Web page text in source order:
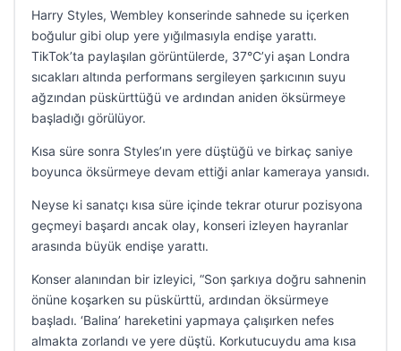
Harry Styles, Wembley konserinde sahnede su içerken
boğulur gibi olup yere yığılmasıyla endişe yarattı.
TikTok’ta paylaşılan görüntülerde, 37°C’yi aşan Londra
sıcakları altında performans sergileyen şarkıcının suyu
ağzından püskürttüğü ve ardından aniden öksürmeye
başladığı görülüyor.
Kısa süre sonra Styles’ın yere düştüğü ve birkaç saniye
boyunca öksürmeye devam ettiği anlar kameraya yansıdı.
Neyse ki sanatçı kısa süre içinde tekrar oturur pozisyona
geçmeyi başardı ancak olay, konseri izleyen hayranlar
arasında büyük endişe yarattı.
Konser alanından bir izleyici, “Son şarkıya doğru sahnenin
önüne koşarken su püskürttü, ardından öksürmeye
başladı. ‘Balina’ hareketini yapmaya çalışırken nefes
almakta zorlandı ve yere düştü. Korkutucuydu ama kısa